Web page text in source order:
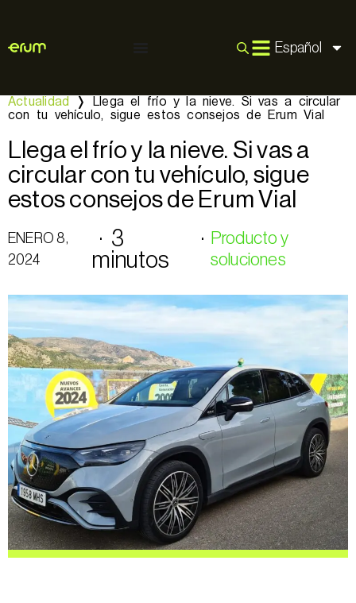
Español
Actualidad ❭
Llega el frío y la nieve. Si vas a circular
con tu vehículo, sigue estos consejos de Erum Vial
Llega el frío y la nieve. Si vas a
circular con tu vehículo, sigue
estos consejos de Erum Vial
ENERO 8,
2024
· 3
minutos
·Producto y
soluciones